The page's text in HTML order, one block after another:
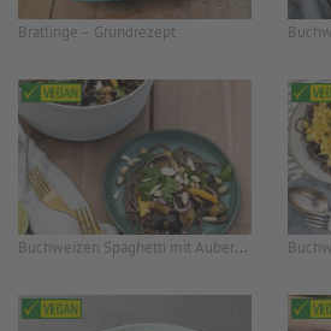
Bratlinge – Grundrezept
Buchweizen Spaghetti mit Aubergine und Mango